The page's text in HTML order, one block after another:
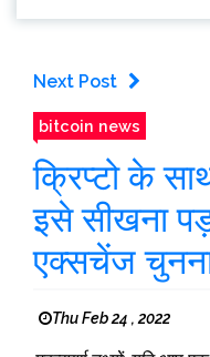
Next Post
bitcoin news
क्रिप्टो के
इसे सीखना
एक्सचेंज
Thu Feb 24 , 2022